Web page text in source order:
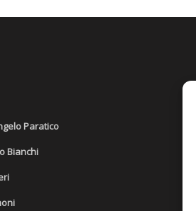
Paratico
Bianchi